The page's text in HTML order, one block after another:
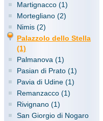
Martignacco (1)
Mortegliano (2)
Nimis (2)
Palazzolo dello Stella
(1)
Palmanova (1)
Pasian di Prato (1)
Pavia di Udine (1)
Remanzacco (1)
Rivignano (1)
San Giorgio di Nogaro